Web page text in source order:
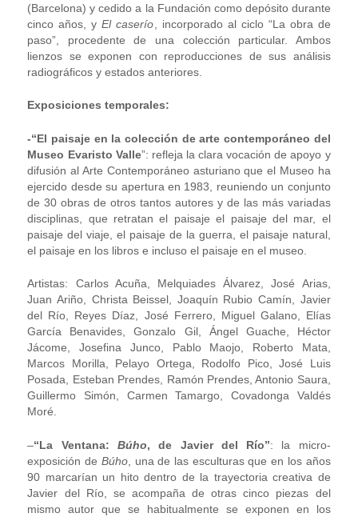
(Barcelona) y cedido a la Fundación como depósito durante
cinco años, yEl caserío , incorporado al ciclo “La obra de
paso”, procedente de una colección particular. Ambos
lienzos se exponen con reproducciones de sus análisis
radiográficos y estados anteriores.
Exposiciones temporales:
-“El paisaje en la colección de arte contemporáneo del
Museo Evaristo Valle”: refleja la clara vocación de apoyo y
difusión al Arte Contemporáneo asturiano que el Museo ha
ejercido desde su apertura en 1983, reuniendo un conjunto
de 30 obras de otros tantos autores y de las más variadas
disciplinas, que retratan el paisaje el paisaje del mar, el
paisaje del viaje, el paisaje de la guerra, el paisaje natural,
el paisaje en los libros e incluso el paisaje en el museo.
Artistas: Carlos Acuña, Melquiades Álvarez, José Arias,
Juan Ariño, Christa Beissel, Joaquín Rubio Camín, Javier
del Río, Reyes Díaz, José Ferrero, Miguel Galano, Elías
García Benavides, Gonzalo Gil, Ángel Guache, Héctor
Jácome, Josefina Junco, Pablo Maojo, Roberto Mata,
Marcos Morilla, Pelayo Ortega, Rodolfo Pico, José Luis
Posada, Esteban Prendes, Ramón Prendes, Antonio Saura,
Guillermo Simón, Carmen Tamargo, Covadonga Valdés
Moré.
–“La Ventana: Búho, de Javier del Río”: la micro-
exposición de Búho, una de las esculturas que en los años
90 marcarían un hito dentro de la trayectoria creativa de
Javier del Río, se acompaña de otras cinco piezas del
mismo autor que se habitualmente se exponen en los